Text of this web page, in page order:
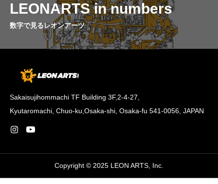
LEONARTS in numbers
数字で見るレオンアーツ
Sakaisujihommachi TF Building 3F,2-4-27,
Kyutaromachi, Chuo-ku,Osaka-shi, Osaka-fu 541-0056, JAPAN
Copyright © 2025 LEON ARTS, Inc.